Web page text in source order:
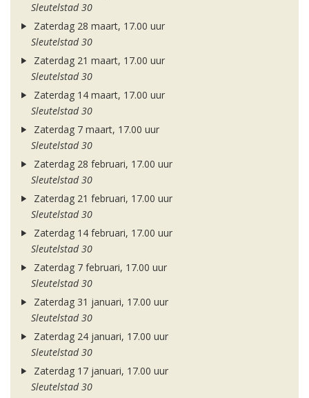
Sleutelstad 30
Zaterdag 28 maart, 17.00 uur
Sleutelstad 30
Zaterdag 21 maart, 17.00 uur
Sleutelstad 30
Zaterdag 14 maart, 17.00 uur
Sleutelstad 30
Zaterdag 7 maart, 17.00 uur
Sleutelstad 30
Zaterdag 28 februari, 17.00 uur
Sleutelstad 30
Zaterdag 21 februari, 17.00 uur
Sleutelstad 30
Zaterdag 14 februari, 17.00 uur
Sleutelstad 30
Zaterdag 7 februari, 17.00 uur
Sleutelstad 30
Zaterdag 31 januari, 17.00 uur
Sleutelstad 30
Zaterdag 24 januari, 17.00 uur
Sleutelstad 30
Zaterdag 17 januari, 17.00 uur
Sleutelstad 30